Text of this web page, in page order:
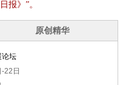
报》”。